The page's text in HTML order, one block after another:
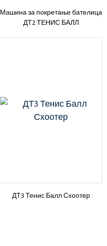
Машина за покретање бателица
ДТ2 ТЕНИС БАЛЛ
ДТ3 Тенис Балл Схоотер